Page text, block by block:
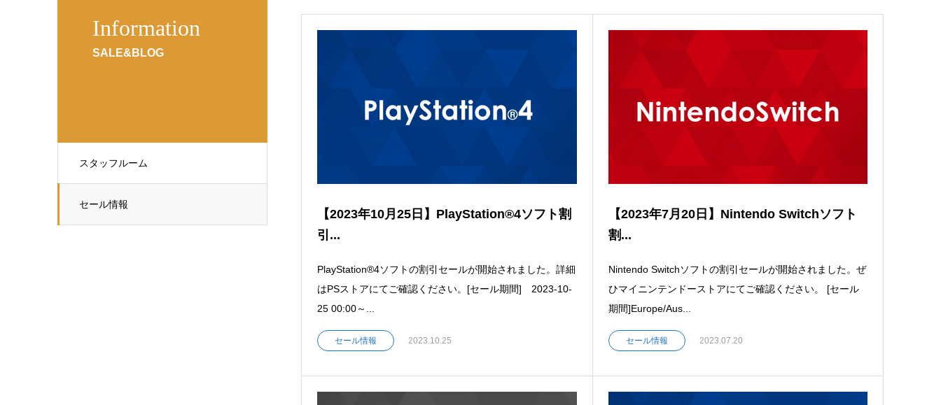
Information
SALE&BLOG
スタッフルーム
セール情報
【2023年10月25日】PlayStation®4ソフト割
引...
PlayStation®4ソフトの割引セールが開始されました。詳細
はPSストアにてご確認ください。[セール期間] 2023-10-
25 00:00～...
セール情報 2023.10.25
【2023年7月20日】Nintendo Switchソフト
割...
Nintendo Switchソフトの割引セールが開始されました。ぜ
ひマイニンテンドーストアにてご確認ください。 [セール
期間]Europe/Aus...
セール情報 2023.07.20